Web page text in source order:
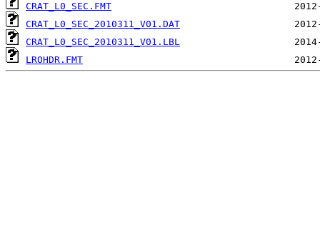
CRAT_L0_SEC.FMT
CRAT_L0_SEC_2010311_V01.DAT
CRAT_L0_SEC_2010311_V01.LBL
LROHDR.FMT